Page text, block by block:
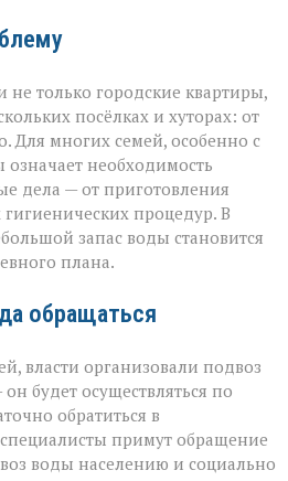
только городские квартиры,
посёлках и хуторах: от
Для многих семей, особенно с
означает необходимость
дела — от приготовления
процедур. В
запас воды становится
плана.
обращаться
власти организовали подвоз
будет осуществляться по
обратиться в
примут обращение
воды населению и социально